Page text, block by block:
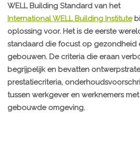
WELL Building Standard van het
International WELL Building Institute
oplossing voor. Het is de eerste
standaard die focust op gezondheid
gebouwen. De criteria die eraan
begrijpelijk en bevatten
prestatiecriteria,
tussen werkgever en werknemers
gebouwde omgeving.